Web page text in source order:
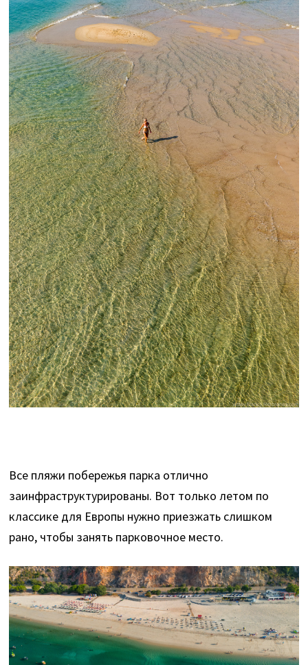
Все пляжи побережья парка отлично
заинфраструктурированы. Вот только летом по
классике для Европы нужно приезжать слишком
рано, чтобы занять парковочное место.